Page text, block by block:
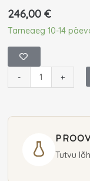
246,00€
Tarneaeg 10-14
-
Parfums
de
Marly
Eau
Parfum
+
Tutvu